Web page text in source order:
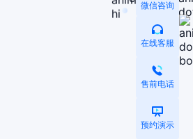
微信咨询
在线客服
售前电话
预约演示